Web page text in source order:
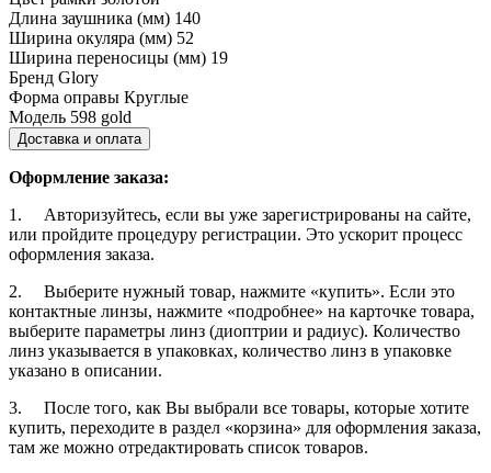
Длина заушника (мм) 140
Ширина окуляра (мм) 52
Ширина переносицы (мм) 19
Бренд Glory
Форма оправы Круглые
Модель 598 gold
Доставка и оплата
Оформление заказа:
1. Авторизуйтесь, если вы уже зарегистрированы на сайте,
или пройдите процедуру регистрации. Это ускорит процесс
оформления заказа.
2. Выберите нужный товар, нажмите «купить». Если это
контактные линзы, нажмите «подробнее» на карточке товара,
выберите параметры линз (диоптрии и радиус). Количество
линз указывается в упаковках, количество линз в упаковке
указано в описании.
3. После того, как Вы выбрали все товары, которые хотите
купить, переходите в раздел «корзина» для оформления заказа,
там же можно отредактировать список товаров.